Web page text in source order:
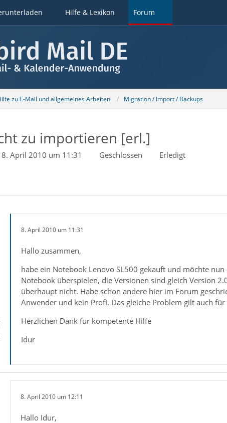
Hilfe & Lexikon Forum
zu E-Mail und allgemeines Arbeiten Migration / Import / Backups
zu importieren [erl.]
8. April 2010 um 11:31 Geschlossen Erledigt
8. April 2010 um 11:31
Hallo zusammen,
habe ein Notebook Lenovo SL500 gekauft und möchte
Notebook überspielen, die Versionen sind gleich Version
überhaupt nicht. Habe schon andere hier im Forum
Anwender und kein Profi. Das gleiche Problem gilt auch
Herzlichen Dank für kompetente Hilfe
Idur
8. April 2010 um 12:11
Hallo Idur,